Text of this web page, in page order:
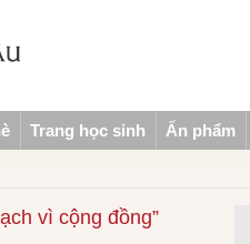
Trang học sinh Ấn phẩm
vì cộng đồng”